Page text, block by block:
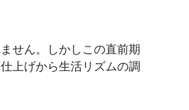
せん。しかしこの直前期
上げから生活リズムの調